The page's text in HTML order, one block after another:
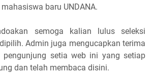
baru UNDANA.
semoga kalian lulus seleksi
Admin juga mengucapkan terima
setia web ini yang setiap
dan telah membaca disini.